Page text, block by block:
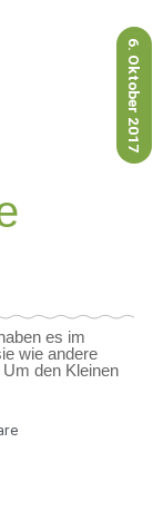
6. Oktober 2017
es im
wie andere
den Kleinen